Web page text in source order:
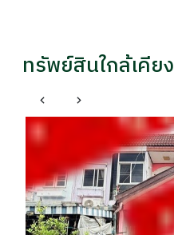
ทรัพย์สินใกล้เคียง